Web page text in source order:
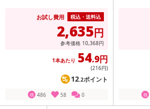
お試し費用 税込・送料込
2,635円
参考価格 10,368円
1本あたり 54.9円
(216円)
12.2ポイント
残 486 58 0 残